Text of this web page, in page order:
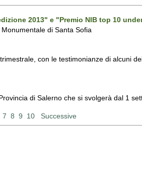
2013" e "Premio NIB top 10
di Santa Sofia
con le testimonianze di alcuni
di Salerno che si svolgerà dal 1
7 8 9 10 Successive